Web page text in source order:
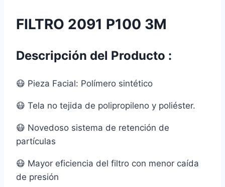
FILTRO 2091 P100 3M
Descripción del Producto :
😷 Pieza Facial: Polímero sintético
😷 Tela no tejida de polipropileno y poliéster.
😷 Novedoso sistema de retención de
partículas
😷 Mayor eficiencia del filtro con menor caída
de presión